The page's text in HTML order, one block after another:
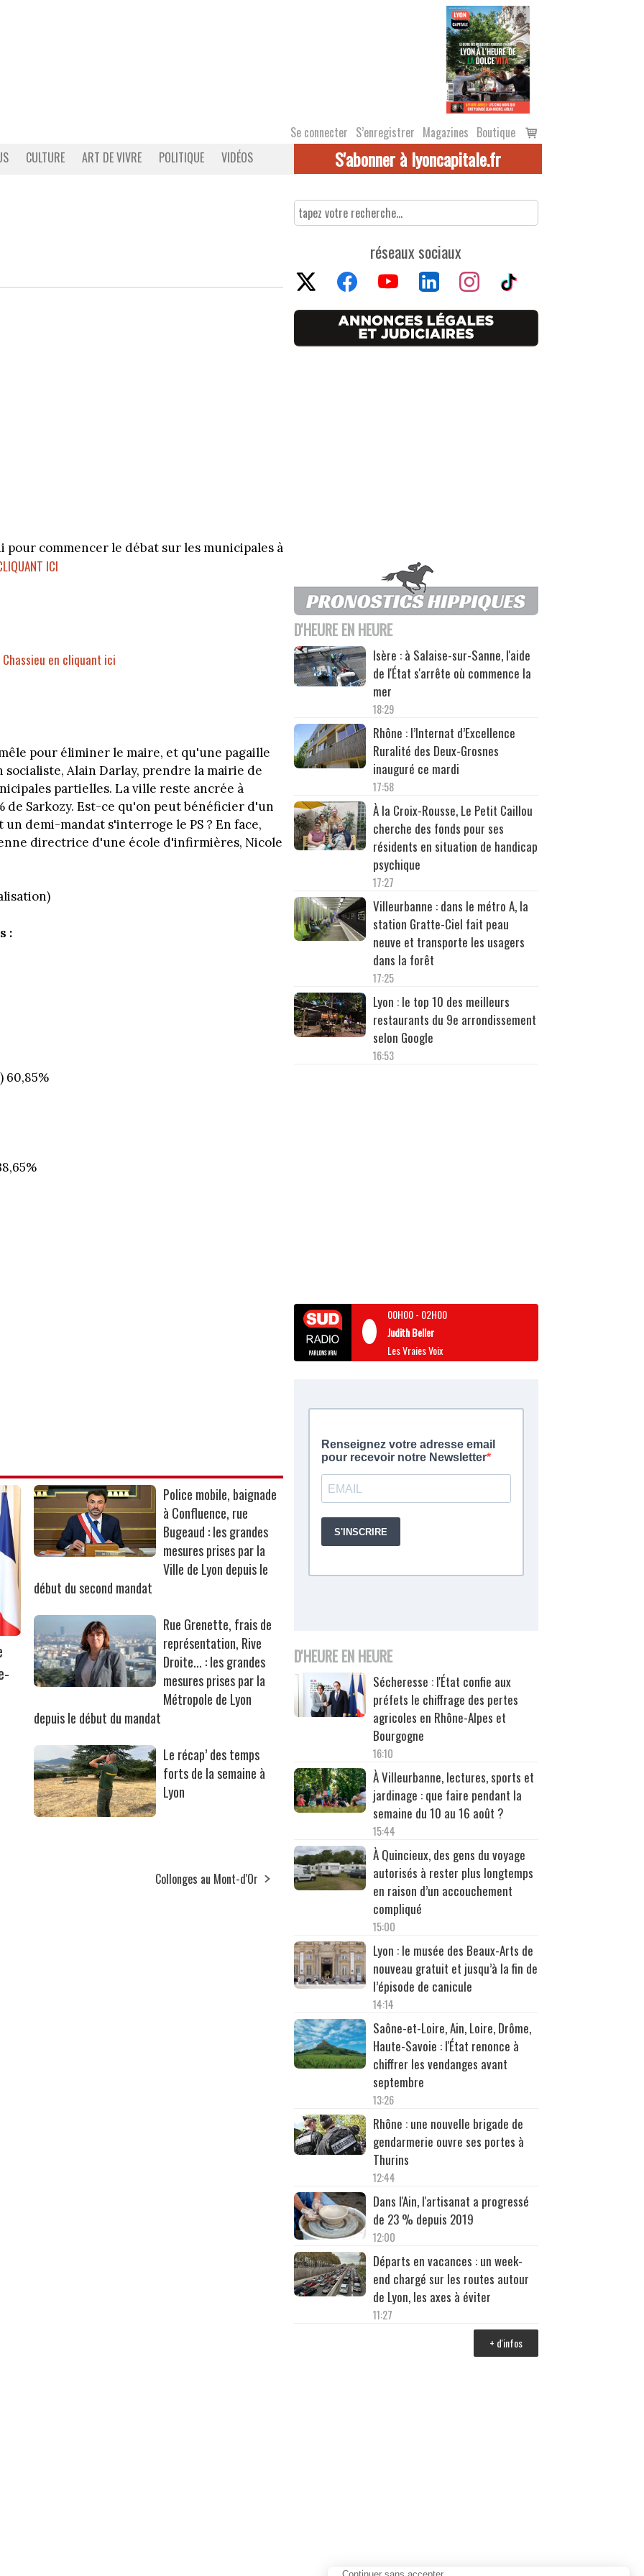
Se connecter S’enregistrer Magazines Boutique
Voir
le
CULTURE ART DE VIVRE POLITIQUE VIDÉOS S'abonner à lyoncapitale.fr
commencer le débat sur les municipales à
ICI
en cliquant ici
pour éliminer le maire, et qu'une pagaille
Alain Darlay, prendre la mairie de
partielles. La ville reste ancrée à
de Sarkozy. Est-ce qu'on peut bénéficier d'un
demi-mandat s'interroge le PS ? En face,
directrice d'une école d'infirmières, Nicole
:
60,85%
Police mobile, baignade
à Confluence, rue
Bugeaud : les grandes
mesures prises par la
Ville de Lyon depuis le
début du second mandat
Rue Grenette, frais de
représentation, Rive
Droite... : les grandes
mesures prises par la
Métropole de Lyon
depuis le début du mandat
Le récap’ des temps
forts de la semaine à
Lyon
Collonges au Mont-d'Or
réseaux sociaux
D'HEURE EN HEURE
Isère : à Salaise-sur-Sanne, l'aide
de l'État s'arrête où commence la
mer
18:29
Rhône : l’Internat d’Excellence
Ruralité des Deux-Grosnes
inauguré ce mardi
17:58
À la Croix-Rousse, Le Petit Caillou
cherche des fonds pour ses
résidents en situation de handicap
psychique
17:27
Villeurbanne : dans le métro A, la
station Gratte-Ciel fait peau
neuve et transporte les usagers
dans la forêt
17:25
Lyon : le top 10 des meilleurs
restaurants du 9e arrondissement
selon Google
16:53
00H00- 02H00
Judith Beller
Les Vraies Voix
D'HEURE EN HEURE
Sécheresse : l'État confie aux
préfets le chiffrage des pertes
agricoles en Rhône-Alpes et
Bourgogne
16:10
À Villeurbanne, lectures, sports et
jardinage : que faire pendant la
semaine du 10 au 16 août ?
15:44
À Quincieux, des gens du voyage
autorisés à rester plus longtemps
en raison d’un accouchement
compliqué
15:00
Lyon : le musée des Beaux-Arts de
nouveau gratuit et jusqu’à la fin de
l’épisode de canicule
14:14
Saône-et-Loire, Ain, Loire, Drôme,
Haute-Savoie : l'État renonce à
chiffrer les vendanges avant
septembre
13:26
Rhône : une nouvelle brigade de
gendarmerie ouvre ses portes à
Thurins
12:44
Dans l'Ain, l'artisanat a progressé
de 23 % depuis 2019
12:00
Départs en vacances : un week-
end chargé sur les routes autour
de Lyon, les axes à éviter
11:27
+ d'infos